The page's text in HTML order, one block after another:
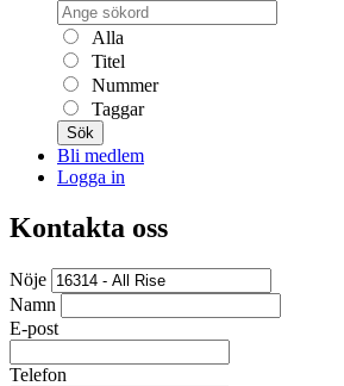
Alla
Titel
Nummer
Taggar
Sök
Bli medlem
Logga in
Kontakta oss
Nöje
Namn
E-post
Telefon